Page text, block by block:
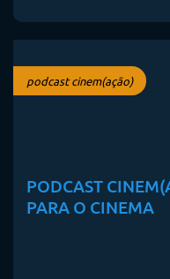
podcast cinem(ação)
PODCAST
PARA O CINEMA